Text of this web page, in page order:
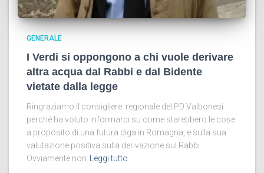
GENERALE
I Verdi si oppongono a chi vuole derivare
altra acqua dal Rabbi e dal Bidente
vietate dalla legge
Ringraziamo il consigliere regionale del PD Valbonesi
perché ha voluto informarci su come starebbero le cose
a proposito di una futura diga in Romagna, e sulla sua
valutazione positiva sulla derivazione sul Rabbi.
Ovviamente non
Leggi tutto